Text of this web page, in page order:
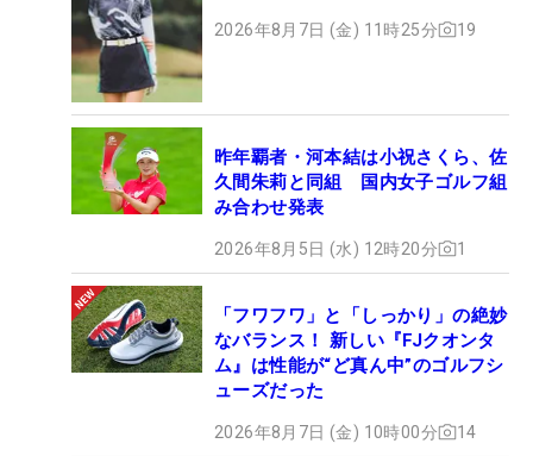
2026年8月7日 (金) 11時25分 19
昨年覇者・河本結は小祝さくら、佐
久間朱莉と同組 国内女子ゴルフ組
み合わせ発表
2026年8月5日 (水) 12時20分 1
「フワフワ」と「しっかり」の絶妙
なバランス！ 新しい『FJクオンタ
ム』は性能が“ど真ん中”のゴルフシ
ューズだった
2026年8月7日 (金) 10時00分 14